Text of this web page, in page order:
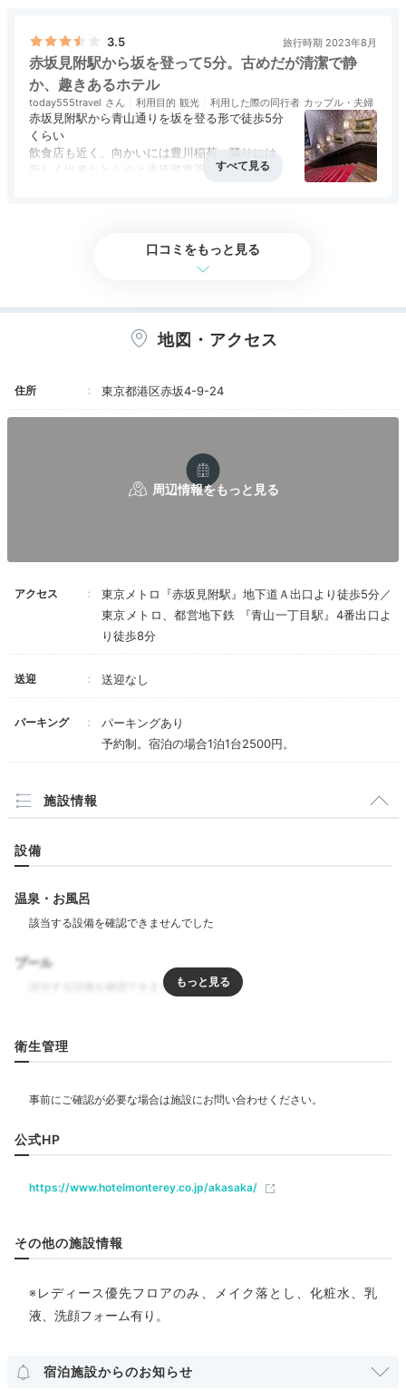
18:00
夜ごはんは
好みのレストランで
モン松田」では、お手頃価格で本格的な焼肉を味わえま
のんびりバスタイム
ホテルに戻ってひと休み。バスルームはコンパクトです
す。マイナスイオンドライヤーがあるのも嬉しいポイン
ト。
21:00
ケーキと飾りで
誕生日をお祝い
の飾りつけをしてはいかが？ 跡が残らないテープを借
3.5 旅行時期 2023年8月
赤坂見附駅から坂を登って5分。古めだが清潔で静
か、趣きあるホテル
today555travel 利用目的 観光 利用した際の同行者 カップル・夫婦
赤坂見附駅から青山通りを坂を登る形で徒歩5分
くらい
飲食店も近く、向かいには豊川稲荷、隣りには
新しく出来たとらやと赤坂警察署、という立地で
階段がレトロな趣きあります
宿泊階に停まるタイプでした
料の水など
モントレーグループの物なのか、販売もしている
浴室のシャワーヘッドが最近流行り？のミラブル
朝食付きのプランにしましたが、外国の方がとて
でも食事は和食もしっかり用意されていて
（深川めしとかサバの塩焼きとかキンピラとか）
和洋偏りは無く、種類豊富でした
口コミをもっと見る
地図・アクセス
住所 東京都港区赤坂4-9-24
アクセス
東京メトロ『赤坂見附駅』地下道Ａ出口より徒歩5分／
東京メトロ、都営地下鉄 『青山一丁目駅』4番出口よ
り徒歩8分
送迎 送迎なし
パーキング
パーキングあり
予約制。宿泊の場合1泊1台2500円。
施設情報
設備
温泉・お風呂
プール
エステ・マッサージ
飲食
ベビーベッド
ベッドガード
部屋情報
ユニバーサルルーム
クリーニングサービス
衛生管理
公式HP
https://www.hotelmonterey.co.jp/akasaka/
その他の施設情報
※レディース優先フロアのみ、メイク落とし、化粧水、乳
液、洗顔フォーム有り。
宿泊施設からのお知らせ